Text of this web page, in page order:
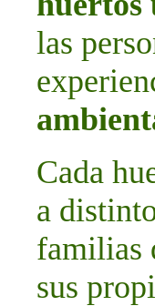
las
Cada
a
familias
sus